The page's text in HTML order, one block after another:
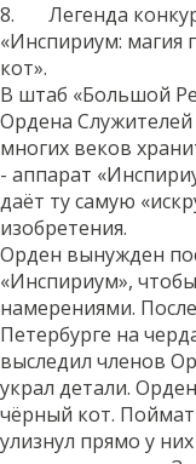
8. Легенда
«Инспириум: магия
В штаб «Большой
Ордена
многих веков
- аппарат
даёт ту самую
изобретения.
Орден вынужден
«Инспириум»,
намерениями.
Петербурге на
выследил членов
украл детали.
чёрный кот.
улизнул прямо у